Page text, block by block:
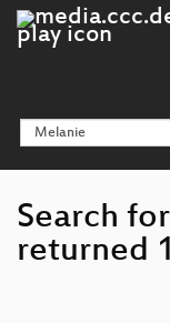
Search
returned